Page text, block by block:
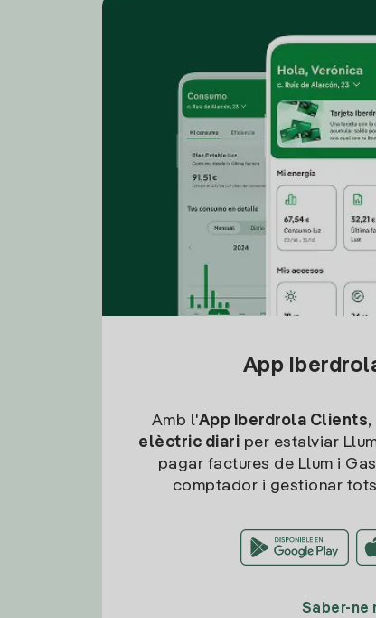
App
Amb l'App Iberdrola Clients
elèctric diari per estalviar
pagar factures de Llum i
comptador i gestionar
Saber-ne